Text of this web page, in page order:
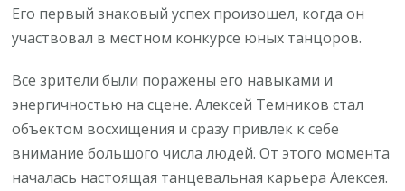
Его первый знаковый успех произошел, когда он
участвовал в местном конкурсе юных танцоров.
Все зрители были поражены его навыками и
энергичностью на сцене. Алексей Темников стал
объектом восхищения и сразу привлек к себе
внимание большого числа людей. От этого момента
началась настоящая танцевальная карьера Алексея.